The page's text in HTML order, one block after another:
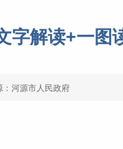
字解读+一图
：河源市人民政府